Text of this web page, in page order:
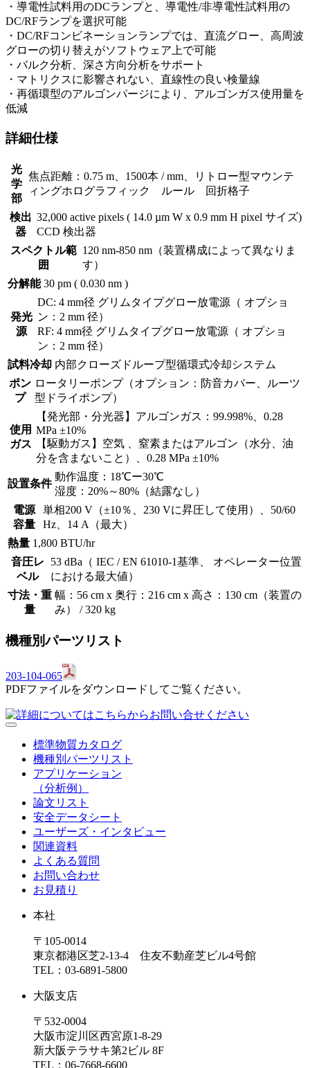
・導電性試料用のDCランプと、導電性/非導電性試料用の
DC/RFランプを選択可能
・DC/RFコンビネーションランプでは、直流グロー、高周波
グローの切り替えがソフトウェア上で可能
・バルク分析、深さ方向分析をサポート
・マトリクスに影響されない、直線性の良い検量線
・再循環型のアルゴンパージにより、アルゴンガス使用量を
低減
詳細仕様
光
学
部
焦点距離：0.75 m、1500本 / mm、リトロー型マウンテ
ィングホログラフィック ルール 回折格子
検出
器
32,000 active pixels ( 14.0 µm W x 0.9 mm H pixel サイズ)
CCD 検出器
スペクトル範
囲
120 nm-850 nm（装置構成によって異なりま
す）
分解能 30 pm ( 0.030 nm )
発光
源
DC: 4 mm径 グリムタイプグロー放電源（ オプショ
ン：2 mm 径）
RF: 4 mm径 グリムタイプグロー放電源（ オプショ
ン：2 mm 径）
試料冷却 内部クローズドループ型循環式冷却システム
ポン
プ
ロータリーポンプ（オプション：防音カバー、ルーツ
型ドライポンプ）
使用
ガス
【発光部・分光器】アルゴンガス：99.998%、0.28
MPa ±10%
【駆動ガス】空気 、窒素またはアルゴン（水分、油
分を含まないこと）、0.28 MPa ±10%
設置条件
動作温度：18℃ー30℃
湿度：20%～80%（結露なし）
電源
容量
単相200 V（±10％、230 Vに昇圧して使用）、50/60
Hz、14 A（最大）
熱量 1,800 BTU/hr
音圧レ
ベル
53 dBa（ IEC / EN 61010-1基準、 オペレーター位置
における最大値）
寸法・重
量
幅：56 cm x 奥行：216 cm x 高さ：130 cm（装置の
み） / 320 kg
機種別パーツリスト
203-104-065
PDFファイルをダウンロードしてご覧ください。
標準物質カタログ
機種別パーツリスト
アプリケーション
（分析例）
論文リスト
安全データシート
ユーザーズ・インタビュー
関連資料
よくある質問
お問い合わせ
お見積り
本社
〒105-0014
東京都港区芝2-13-4 住友不動産芝ビル4号館
TEL：03-6891-5800
大阪支店
〒532-0004
大阪市淀川区西宮原1-8-29
新大阪テラサキ第2ビル 8F
TEL：06-7668-6600